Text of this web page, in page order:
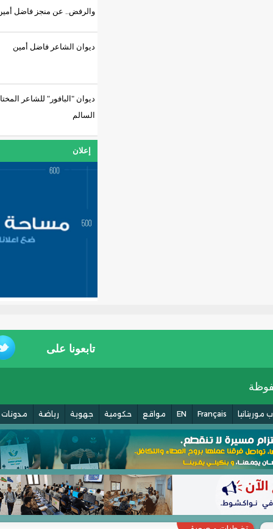
والرفض.. عن منجز فاضل أمين"
ديوان "البافور" للشاعر المختار